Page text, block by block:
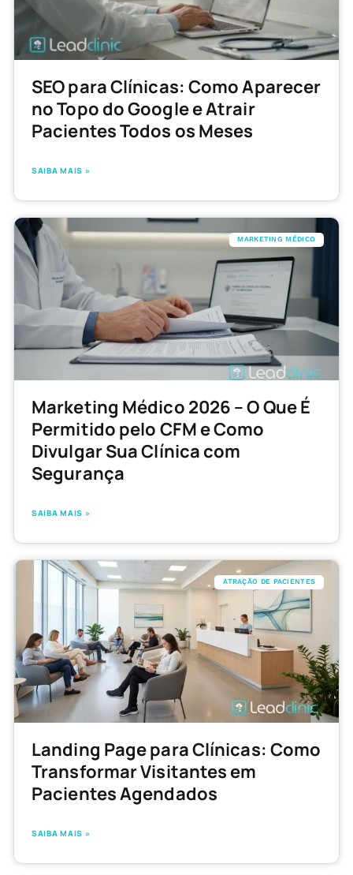
SEO para Clínicas: Como Aparecer
no Topo do Google e Atrair
Pacientes Todos os Meses
SAIBA MAIS »
MARKETING MÉDICO
Marketing Médico 2026 – O Que É
Permitido pelo CFM e Como
Divulgar Sua Clínica com
Segurança
SAIBA MAIS »
ATRAÇÃO DE PACIENTES
Landing Page para Clínicas: Como
Transformar Visitantes em
Pacientes Agendados
SAIBA MAIS »